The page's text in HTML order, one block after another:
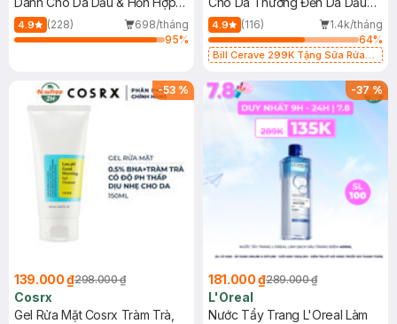
500ml
4.9 (228)
698/tháng
95%
473ml
4.9 (116)
1.4k/tháng
64%
Bill Cerave 299K Tặng Sữa Rửa
-53 %
139.000 ₫298.000 ₫
Cosrx
Gel Rửa Mặt Cosrx Tràm Trà,
-37%
181.000 ₫289.000 ₫
L'Oreal
Nước Tẩy Trang L'Oreal Làm